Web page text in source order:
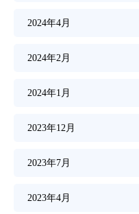
2024年4月
2024年2月
2024年1月
2023年12月
2023年7月
2023年4月